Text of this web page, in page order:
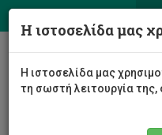
Η ιστοσελίδα μας
Η ιστοσελίδα μας
τη σωστή λειτουργία